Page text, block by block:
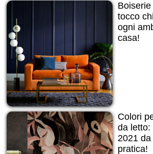
Boiserie
tocco
ogni
casa!
Colori
da letto:
2021
pratica!